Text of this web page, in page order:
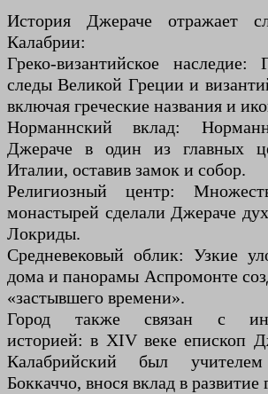
История Джераче отражает
Калабрии:
Греко-византийское наследие:
следы Великой Греции и
включая греческие названия и
Норманнский вклад:
Джераче в один из главных
Италии, оставив замок и собор.
Религиозный центр:
монастырей сделали Джераче
Локриды.
Средневековый облик: Узкие
дома и панорамы Аспромонте
«застывшего времени».
Город также связан с
историей: в XIV веке епископ
Калабрийский был
Боккаччо, внося вклад в развитие